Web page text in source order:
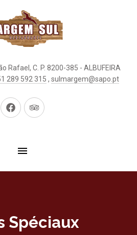
Rafael, C. P. 8200-385 - ALBUFEIRA
289 592 315 , sulmargem@sapo.pt
New
New
Spéciaux